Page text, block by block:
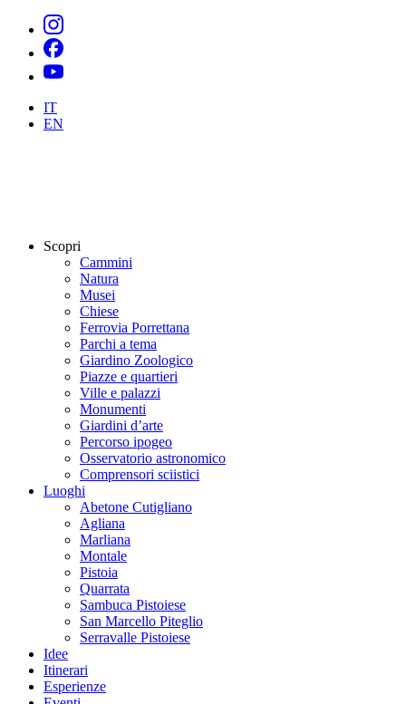
IT
EN
Scopri
Cammini
Natura
Musei
Chiese
Ferrovia Porrettana
Parchi a tema
Giardino Zoologico
Piazze e quartieri
Ville e palazzi
Monumenti
Giardini d’arte
Percorso ipogeo
Osservatorio astronomico
Comprensori sciistici
Luoghi
Abetone Cutigliano
Agliana
Marliana
Montale
Pistoia
Quarrata
Sambuca Pistoiese
San Marcello Piteglio
Serravalle Pistoiese
Idee
Itinerari
Esperienze